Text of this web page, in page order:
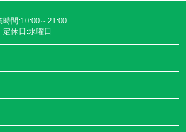
時間:10:00～21:00
定休日:水曜日